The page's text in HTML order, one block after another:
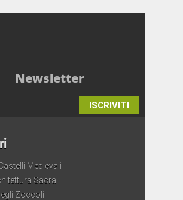
Newsletter
ISCRIVITI
Medievali
Sacra
Zoccoli